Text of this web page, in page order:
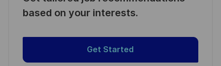
based on your interests.
Get Started